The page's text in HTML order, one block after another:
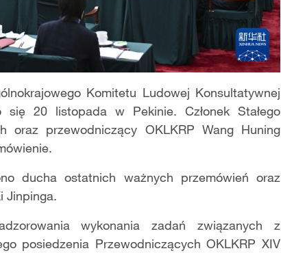
Komitetu Ludowej Konsultatywnej
się 20 listopada w Pekinie. Członek Stałego
oraz przewodniczący OKLKRP Wang Huning
ducha ostatnich ważnych przemówień oraz
Jinpinga.
wykonania zadań związanych z
posiedzenia Przewodniczących OKLKRP XIV